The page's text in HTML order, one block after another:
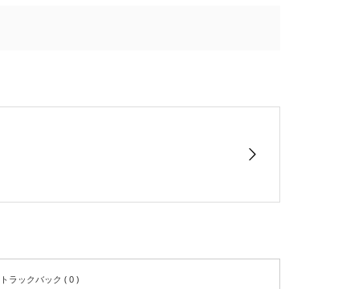
トラックバック ( 0 )